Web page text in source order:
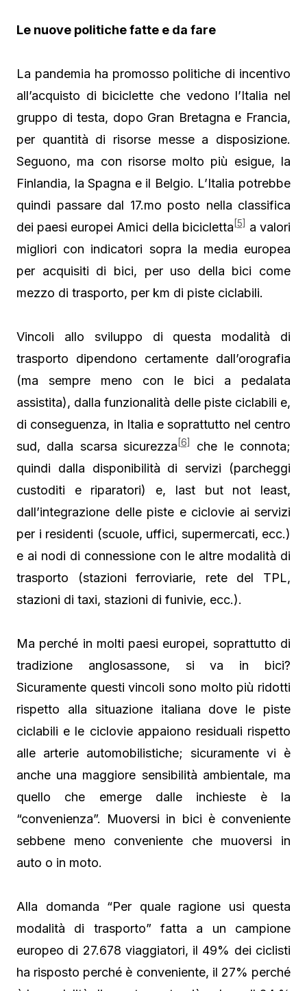
Le nuove politiche fatte e da fare
La pandemia ha promosso politiche di incentivo
all’acquisto di biciclette che vedono l’Italia nel
gruppo di testa, dopo Gran Bretagna e Francia,
per quantità di risorse messe a disposizione.
Seguono, ma con risorse molto più esigue, la
Finlandia, la Spagna e il Belgio. L’Italia potrebbe
quindi passare dal 17.mo posto nella classifica
dei paesi europei Amici della bicicletta [5]
a valori
migliori con indicatori sopra la media europea
per acquisiti di bici, per uso della bici come
mezzo di trasporto, per km di piste ciclabili.
Vincoli allo sviluppo di questa modalità di
trasporto dipendono certamente dall’orografia
(ma sempre meno con le bici a pedalata
assistita), dalla funzionalità delle piste ciclabili e,
di conseguenza, in Italia e soprattutto nel centro
sud, dalla scarsa sicurezza [6]
che le connota;
quindi dalla disponibilità di servizi (parcheggi
custoditi e riparatori) e, last but not least,
dall’integrazione delle piste e ciclovie ai servizi
per i residenti (scuole, uffici, supermercati, ecc.)
e ai nodi di connessione con le altre modalità di
trasporto (stazioni ferroviarie, rete del TPL,
stazioni di taxi, stazioni di funivie, ecc.).
Ma perché in molti paesi europei, soprattutto di
tradizione anglosassone, si va in bici?
Sicuramente questi vincoli sono molto più ridotti
rispetto alla situazione italiana dove le piste
ciclabili e le ciclovie appaiono residuali rispetto
alle arterie automobilistiche; sicuramente vi è
anche una maggiore sensibilità ambientale, ma
quello che emerge dalle inchieste è la
“convenienza”. Muoversi in bici è conveniente
sebbene meno conveniente che muoversi in
auto o in moto.
Alla domanda “Per quale ragione usi questa
modalità di trasporto” fatta a un campione
europeo di 27.678 viaggiatori, il 49% dei ciclisti
ha risposto perché è conveniente, il 27% perché